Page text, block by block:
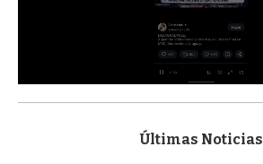
s
Últimas Noticias